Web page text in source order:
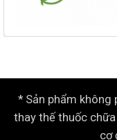
* Sản phẩm không
thay thế thuốc
cơ